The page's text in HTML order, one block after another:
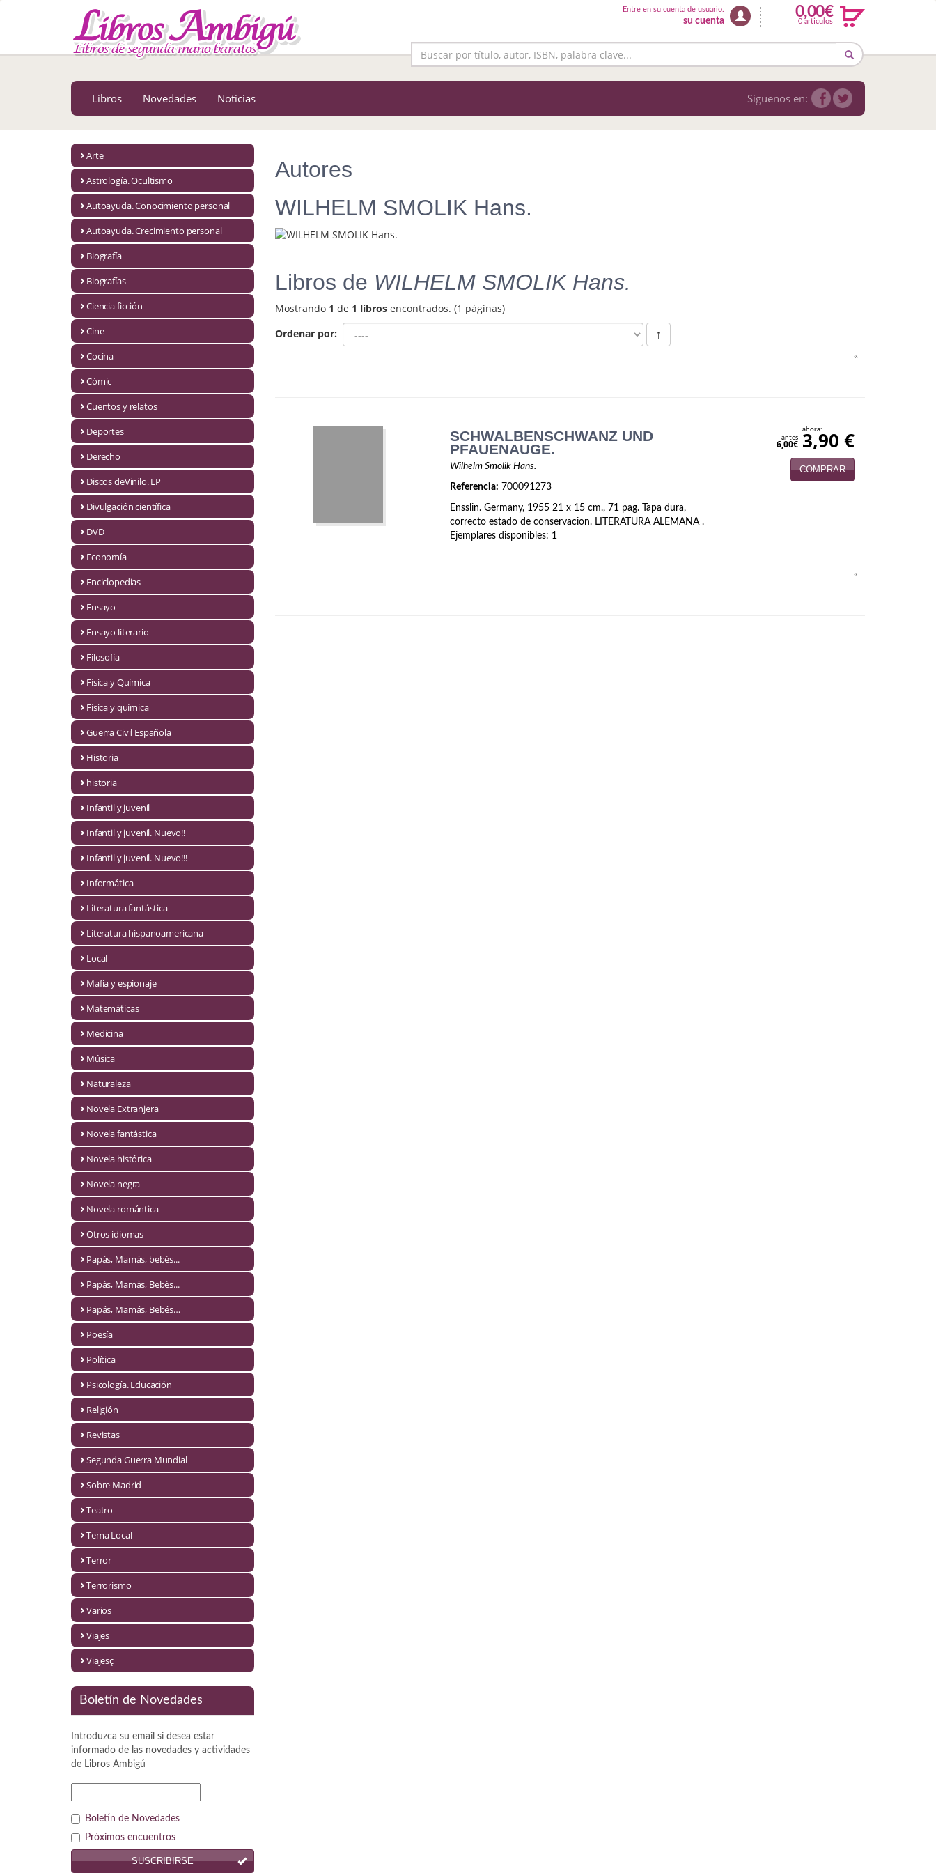
MENÚ PRINCIPAL
Astrología. Ocultismo
Autoayuda. Conocimiento personal
Autoayuda. Crecimiento personal
Ciencia ficción
Cuentos y relatos
Discos deVinilo. LP
Divulgación científica
Ensayo literario
Guerra Civil Española
Infantil y juvenil
Infantil y juvenil. Nuevo!!
Infantil y juvenil. Nuevo!!!
Literatura fantástica
Literatura hispanoamericana
Mafia y espionaje
Novela Extranjera
Novela fantástica
Novela romántica
Otros idiomas
Papás, Mamás, bebés...
Papás, Mamás, Bebés...
Papás, Mamás, Bebés…
Psicología. Educación
Segunda Guerra Mundial
Entre en su cuenta de usuario.
su cuenta
0,00€
0 articulos
Libros Novedades Noticias Siguenos en:
Arte
Astrología. Ocultismo
Autoayuda. Conocimiento personal
Autoayuda. Crecimiento personal
Biografía
Biografías
Ciencia ficción
Cine
Cocina
Cómic
Cuentos y relatos
Deportes
Derecho
Discos deVinilo. LP
Divulgación científica
DVD
Economía
Enciclopedias
Ensayo
Ensayo literario
Filosofía
Física y Química
Física y química
Guerra Civil Española
Historia
historia
Infantil y juvenil
Infantil y juvenil. Nuevo!!
Infantil y juvenil. Nuevo!!!
Informática
Literatura fantástica
Literatura hispanoamericana
Local
Mafia y espionaje
Matemáticas
Medicina
Música
Naturaleza
Novela Extranjera
Novela fantástica
Novela histórica
Novela negra
Novela romántica
Otros idiomas
Papás, Mamás, bebés...
Papás, Mamás, Bebés...
Papás, Mamás, Bebés…
Poesía
Política
Psicología. Educación
Religión
Revistas
Segunda Guerra Mundial
Sobre Madrid
Teatro
Tema Local
Terror
Terrorismo
Varios
Viajes
Viajesç
Boletín de Novedades
Introduzca su email si desea estar
informado de las novedades y actividades
de Libros Ambigú
Boletín de Novedades
Próximos encuentros
SUSCRIBIRSE
Autores
WILHELM SMOLIK Hans.
Libros de WILHELM SMOLIK Hans.
Mostrando 1 de 1 librosencontrados. (1 páginas)
Ordenar por:
↑
«
SCHWALBENSCHWANZ UND
PFAUENAUGE.
Wilhelm Smolik Hans.
Referencia: 700091273
Ensslin. Germany, 1955 21 x 15 cm., 71 pag. Tapa dura,
correcto estado de conservacion. LITERATURA ALEMANA .
Ejemplares disponibles: 1
antes
6,00€
ahora:
3,90 €
COMPRAR
«